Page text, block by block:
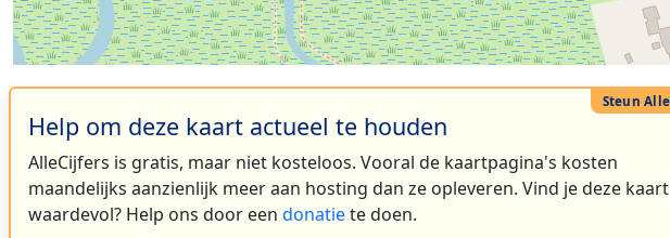
Help om deze kaart actueel te houden
AlleCijfers is gratis, maar niet kosteloos. Vooral de kaartpagina's kosten
maandelijks aanzienlijk meer aan hosting dan ze opleveren. Vind je deze kaart
waardevol? Help ons door een donatiete doen.